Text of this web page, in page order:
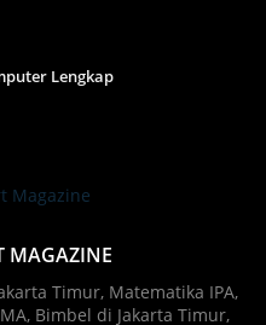
Lengkap
MAGAZINE
Timur, Matematika IPA,
Bimbel di Jakarta Timur,